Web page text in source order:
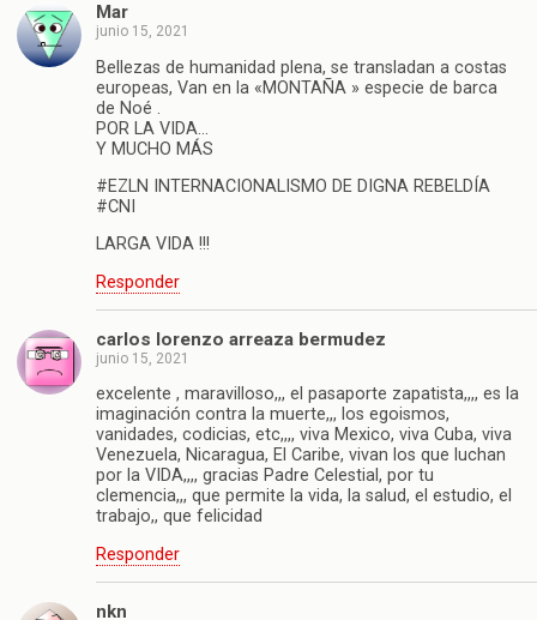
Mar
junio 15, 2021
Bellezas de humanidad plena, se transladan a costas
europeas, Van en la «MONTAÑA » especie de barca
de Noé .
POR LA VIDA…
Y MUCHO MÁS
#EZLN INTERNACIONALISMO DE DIGNA REBELDÍA
#CNI
LARGA VIDA !!!
Responder
carlos lorenzo arreaza bermudez
junio 15, 2021
excelente , maravilloso,,, el pasaporte zapatista,,,, es la
imaginación contra la muerte,,, los egoismos,
vanidades, codicias, etc,,,, viva Mexico, viva Cuba, viva
Venezuela, Nicaragua, El Caribe, vivan los que luchan
por la VIDA,,,, gracias Padre Celestial, por tu
clemencia,,, que permite la vida, la salud, el estudio, el
trabajo,, que felicidad
Responder
nkn